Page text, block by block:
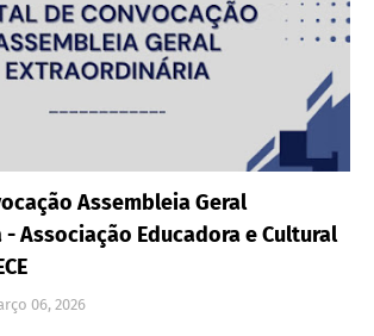
Assembleia Geral
Associação Educadora e Cultural
06, 2026